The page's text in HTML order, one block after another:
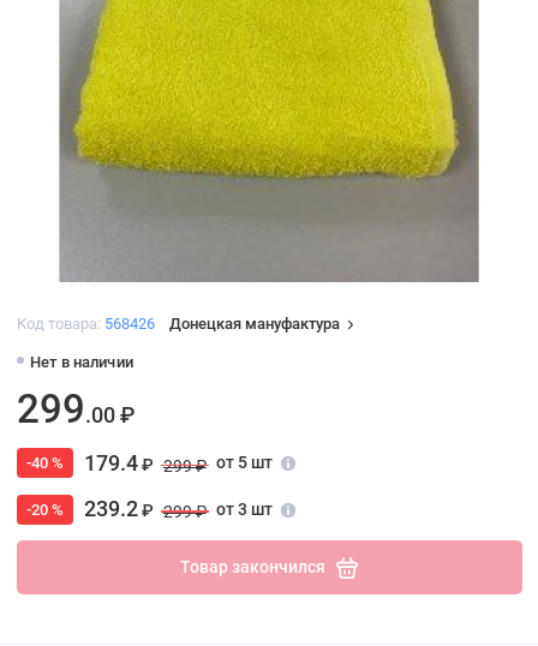
Код товара: 568426 Донецкая мануфактура
Нет в наличии
299.00 ₽
-40 % 179.4₽ 299 ₽ от 5 шт
-20 % 239.2₽ 299 ₽ от 3 шт
Товар закончился